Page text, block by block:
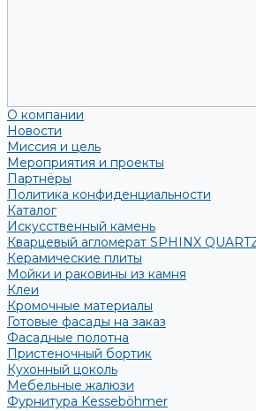
О компании
Новости
Миссия и цель
Мероприятия и проекты
Партнёры
Политика конфиденциальности
Каталог
Искусственный камень
Кварцевый агломерат SPHINX
Керамические плиты
Мойки и раковины из камня
Клеи
Кромочные материалы
Готовые фасады на заказ
Фасадные полотна
Пристеночный бортик
Кухонный цоколь
Мебельные жалюзи
Фурнитура Kesseböhmer